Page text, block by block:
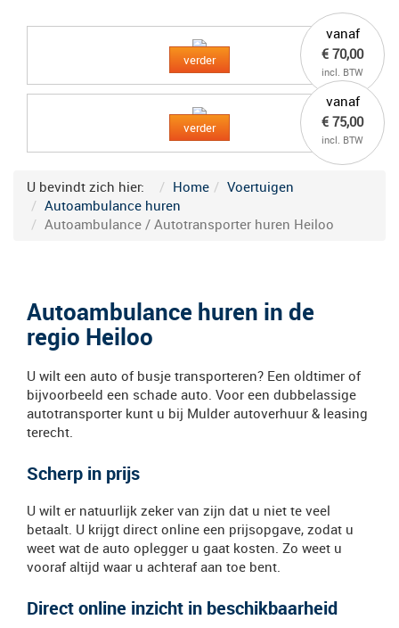
vanaf
€ 70,00
incl. BTW
verder
vanaf
€ 75,00
incl. BTW
verder
U bevindt zich hier: Home
Voertuigen
Autoambulance huren
Autoambulance / Autotransporter huren Heiloo
Autoambulance huren in de
regio Heiloo
U wilt een auto of busje transporteren? Een oldtimer of
bijvoorbeeld een schade auto. Voor een dubbelassige
autotransporter kunt u bij Mulder autoverhuur & leasing
terecht.
Scherp in prijs
U wilt er natuurlijk zeker van zijn dat u niet te veel
betaalt. U krijgt direct online een prijsopgave, zodat u
weet wat de auto oplegger u gaat kosten. Zo weet u
vooraf altijd waar u achteraf aan toe bent.
Direct online inzicht in beschikbaarheid